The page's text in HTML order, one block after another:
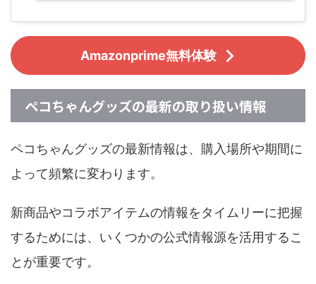
Amazonprime無料体験
ペコちゃんグッズの最新の取り扱い情報
ペコちゃんグッズの最新情報は、購入場所や期間に
よって頻繁に変わります。
新商品やコラボアイテムの情報をタイムリーに把握
するためには、いくつかの公式情報源を活用するこ
とが重要です。